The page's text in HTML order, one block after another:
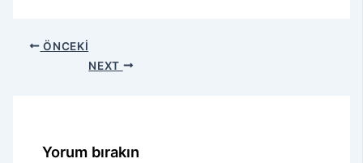
ÖNCEKI
NEXT
Yorum bırakın